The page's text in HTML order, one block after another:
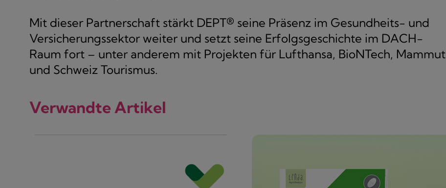
Mit dieser Partnerschaft stärkt DEPT® seine Präsenz im Gesundheits- und
Versicherungssektor weiter und setzt seine Erfolgsgeschichte im DACH-
Raum fort – unter anderem mit Projekten für Lufthansa, BioNTech, Mammut
und Schweiz Tourismus.
Verwandte Artikel